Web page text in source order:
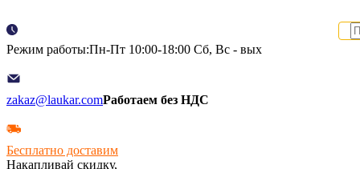
Режим работы:Пн-Пт 10:00-18:00 Сб, Вс - вых
zakaz@laukar.comРаботаем без НДС
Бесплатно доставим
Накапливай скидку,